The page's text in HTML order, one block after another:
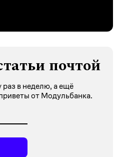
почтой
в неделю, а ещё
от Модульбанка.